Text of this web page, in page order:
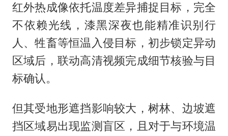
红外热成像依托温度差异捕捉目标，完全
不依赖光线，漆黑深夜也能精准识别行
人、牲畜等恒温入侵目标，初步锁定异动
区域后，联动高清视频完成细节核验与目
标确认。
但其受地形遮挡影响较大，树林、边坡遮
挡区域易出现监测盲区，且对于与环境温